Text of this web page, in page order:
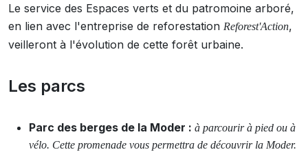
Le service des Espaces verts et du patromoine arboré,
en lien avec l'entreprise de reforestation Reforest'Action,
veilleront à l'évolution de cette forêt urbaine.
Les parcs
Parc des berges de la Moder : à parcourir à pied ou à
vélo. Cette promenade vous permettra de découvrir la Moder.